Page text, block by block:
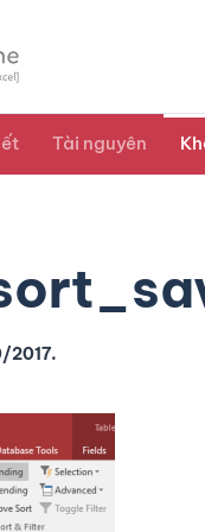
Tài nguyên
2017.